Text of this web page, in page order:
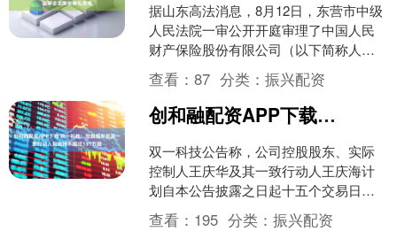
据山东高法消息，8月12日，东营市中级
人民法院一审公开开庭审理了中国人民
财产保险股份有限公司（以下简称人保
财险公司）原党委委员、监事会主席张
孝礼受贿一案。东营市....
查看：87 分类：振兴配资
创和融配资APP下载 双一科技：控股股东及其一致行动人拟减持不超过131万股
双一科技公告称，公司控股股东、实际
控制人王庆华及其一致行动人王庆海计
划自本公告披露之日起十五个交易日后
的三个月内，通过集中竞价或大宗交易
方式合计减持公司股份不超....
查看： 195 分类：振兴配资